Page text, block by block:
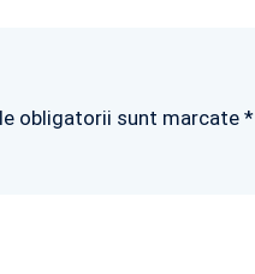
obligatorii sunt marcate *